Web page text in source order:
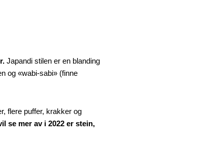
Japandi stilen er en blanding
og «wabi-sabi» (finne
flere puffer, krakker og
se mer av i 2022 er stein,